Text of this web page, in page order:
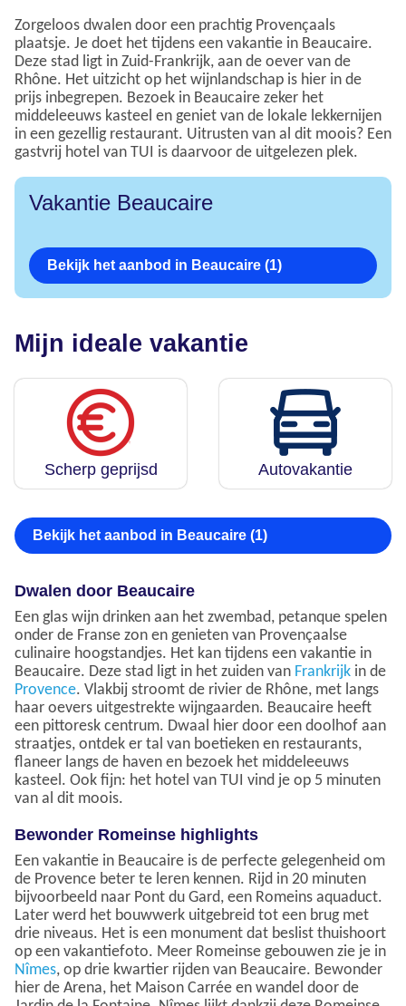
Zorgeloos dwalen door een prachtig Provençaals
plaatsje. Je doet het tijdens een vakantie in Beaucaire.
Deze stad ligt in Zuid-Frankrijk, aan de oever van de
Rhône. Het uitzicht op het wijnlandschap is hier in de
prijs inbegrepen. Bezoek in Beaucaire zeker het
middeleeuws kasteel en geniet van de lokale lekkernijen
in een gezellig restaurant. Uitrusten van al dit moois? Een
gastvrij hotel van TUI is daarvoor de uitgelezen plek.
Vakantie Beaucaire
Bekijk het aanbod in Beaucaire (1)
Mijn ideale vakantie
Scherp geprijsd Autovakantie
Bekijk het aanbod in Beaucaire (1)
Dwalen door Beaucaire
Een glas wijn drinken aan het zwembad, petanque spelen
onder de Franse zon en genieten van Provençaalse
culinaire hoogstandjes. Het kan tijdens een vakantie in
Beaucaire. Deze stad ligt in het zuiden van Frankrijk in de
Provence. Vlakbij stroomt de rivier de Rhône, met langs
haar oevers uitgestrekte wijngaarden. Beaucaire heeft
een pittoresk centrum. Dwaal hier door een doolhof aan
straatjes, ontdek er tal van boetieken en restaurants,
flaneer langs de haven en bezoek het middeleeuws
kasteel. Ook fijn: het hotel van TUI vind je op 5 minuten
van al dit moois.
Bewonder Romeinse highlights
Een vakantie in Beaucaire is de perfecte gelegenheid om
de Provence beter te leren kennen. Rijd in 20 minuten
bijvoorbeeld naar Pont du Gard, een Romeins aquaduct.
Later werd het bouwwerk uitgebreid tot een brug met
drie niveaus. Het is een monument dat beslist thuishoort
op een vakantiefoto. Meer Romeinse gebouwen zie je in
Nîmes, op drie kwartier rijden van Beaucaire. Bewonder
hier de Arena, het Maison Carrée en wandel door de